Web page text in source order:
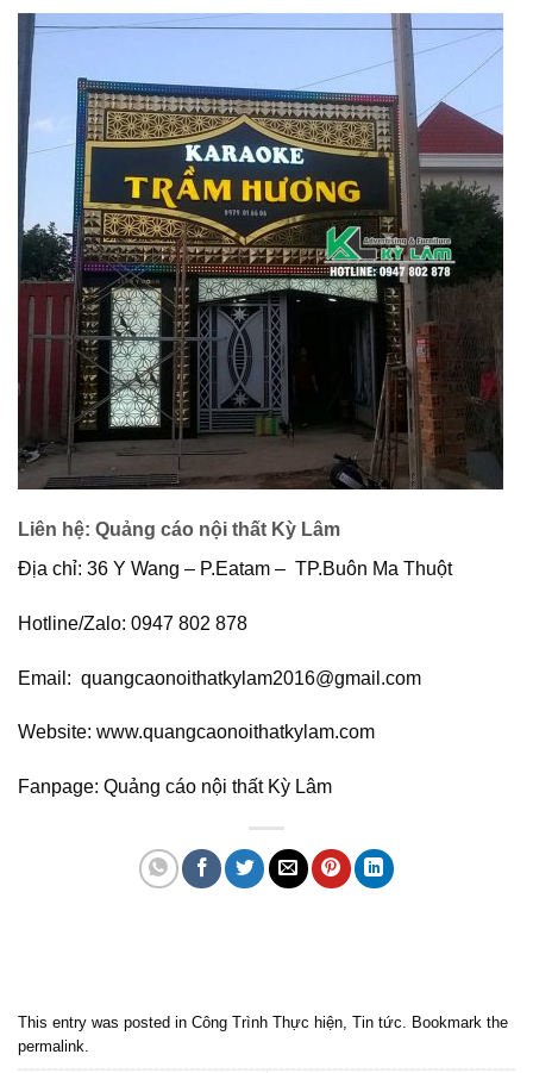
Liên hệ: Quảng cáo nội thất Kỳ Lâm
Địa chỉ: 36 Y Wang – P.Eatam – TP.Buôn Ma Thuột
Hotline/Zalo: 0947 802 878
Email: quangcaonoithatkylam2016@gmail.com
Website: www.quangcaonoithatkylam.com
Fanpage: Quảng cáo nội thất Kỳ Lâm
This entry was posted in Công Trình Thực hiện, Tin tức. Bookmark the
permalink.